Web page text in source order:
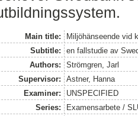
Main title:
Miljöhänseende vid
Subtitle:
en fallstudie av
Authors:
Strömgren, Jarl
Supervisor:
Astner, Hanna
Examiner:
UNSPECIFIED
Series:
Examensarbete /